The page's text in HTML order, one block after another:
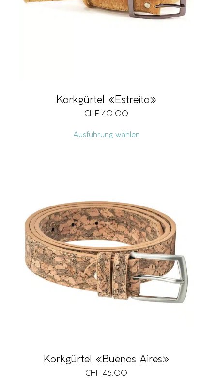
Korkgürtel «Estreito»
CHF 40.00
Ausführung wählen
Korkgürtel «Buenos Aires»
CHF 46.00